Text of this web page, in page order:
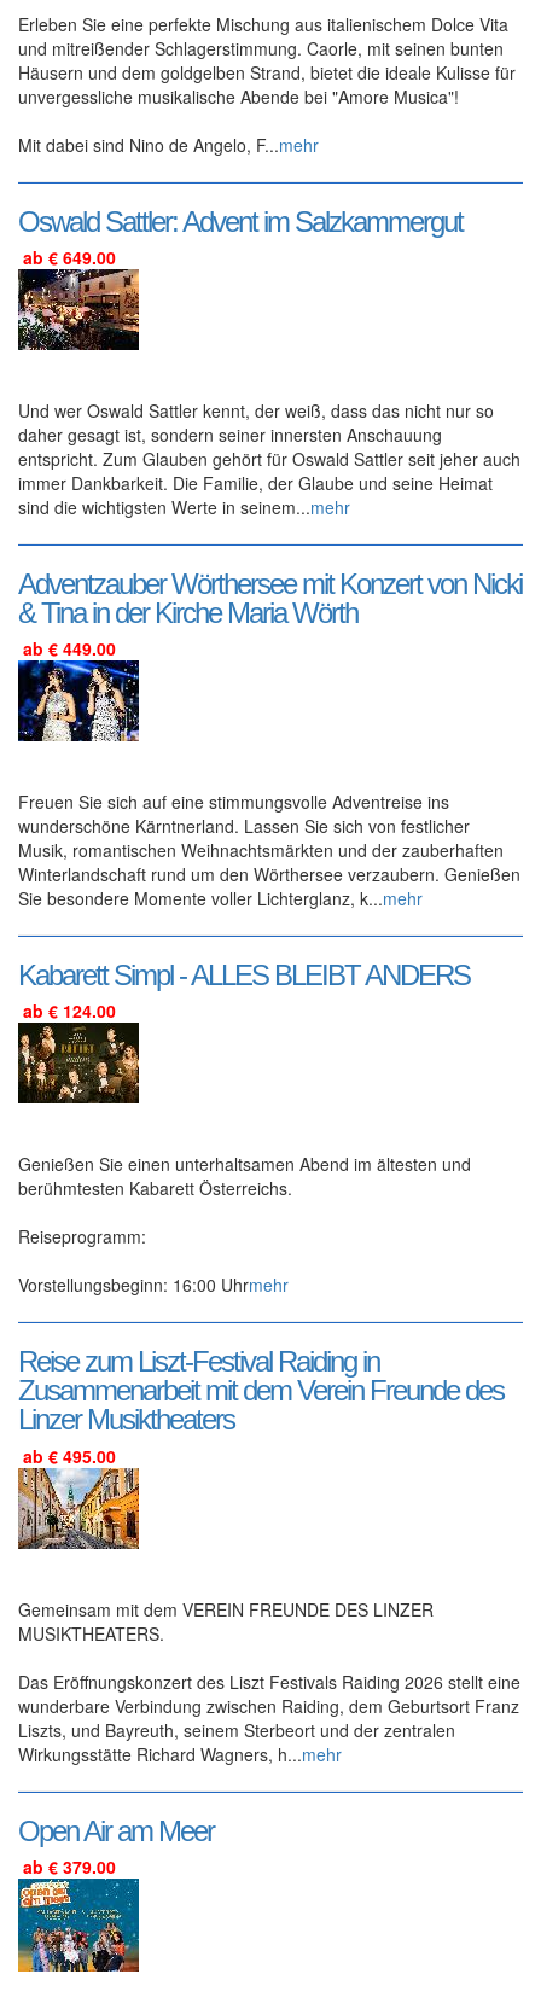
Erleben Sie eine perfekte Mischung aus italienischem Dolce Vita
und mitreißender Schlagerstimmung. Caorle, mit seinen bunten
Häusern und dem goldgelben Strand, bietet die ideale Kulisse für
unvergessliche musikalische Abende bei "Amore Musica"!
Mit dabei sind Nino de Angelo, F...mehr
Oswald Sattler: Advent im Salzkammergut
ab € 649.00
Und wer Oswald Sattler kennt, der weiß, dass das nicht nur so
daher gesagt ist, sondern seiner innersten Anschauung
entspricht. Zum Glauben gehört für Oswald Sattler seit jeher auch
immer Dankbarkeit. Die Familie, der Glaube und seine Heimat
sind die wichtigsten Werte in seinem...mehr
Adventzauber Wörthersee mit Konzert von Nicki
& Tina in der Kirche Maria Wörth
ab € 449.00
Freuen Sie sich auf eine stimmungsvolle Adventreise ins
wunderschöne Kärntnerland. Lassen Sie sich von festlicher
Musik, romantischen Weihnachtsmärkten und der zauberhaften
Winterlandschaft rund um den Wörthersee verzaubern. Genießen
Sie besondere Momente voller Lichterglanz, k...mehr
Kabarett Simpl - ALLES BLEIBT ANDERS
ab € 124.00
Genießen Sie einen unterhaltsamen Abend im ältesten und
berühmtesten Kabarett Österreichs.
Reiseprogramm:
Vorstellungsbeginn: 16:00 Uhrmehr
Reise zum Liszt-Festival Raiding in
Zusammenarbeit mit dem Verein Freunde des
Linzer Musiktheaters
ab € 495.00
Gemeinsam mit dem VEREIN FREUNDE DES LINZER
MUSIKTHEATERS.
Das Eröffnungskonzert des Liszt Festivals Raiding 2026 stellt eine
wunderbare Verbindung zwischen Raiding, dem Geburtsort Franz
Liszts, und Bayreuth, seinem Sterbeort und der zentralen
Wirkungsstätte Richard Wagners, h...mehr
Open Air am Meer
ab € 379.00